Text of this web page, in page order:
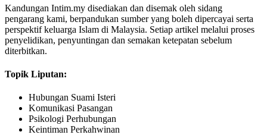
Kandungan Intim.my disediakan dan disemak oleh sidang
pengarang kami, berpandukan sumber yang boleh dipercayai serta
perspektif keluarga Islam di Malaysia. Setiap artikel melalui proses
penyelidikan, penyuntingan dan semakan ketepatan sebelum
diterbitkan.
Topik Liputan:
Hubungan Suami Isteri
Komunikasi Pasangan
Psikologi Perhubungan
Keintiman Perkahwinan